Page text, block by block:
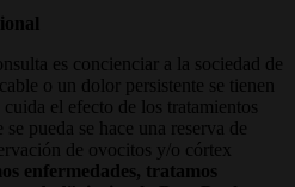
es concienciar a la sociedad de
o un dolor persistente se tienen
el efecto de los tratamientos
pueda se hace una reserva de
de ovocitos y/o córtex
enfermedades, tratamos